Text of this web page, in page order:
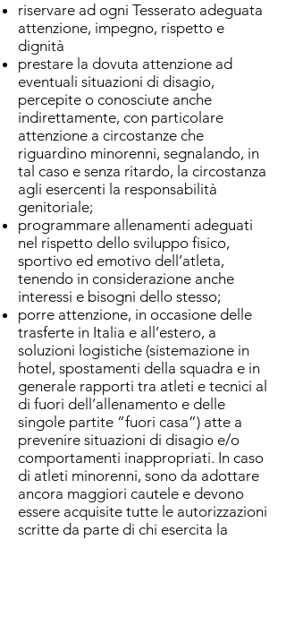
riservare ad ogni Tesserato adeguata
attenzione, impegno, rispetto e
dignità
prestare la dovuta attenzione ad
eventuali situazioni di disagio,
percepite o conosciute anche
indirettamente, con particolare
attenzione a circostanze che
riguardino minorenni, segnalando, in
tal caso e senza ritardo, la circostanza
agli esercenti la responsabilità
genitoriale;
programmare allenamenti adeguati
nel rispetto dello sviluppo fisico,
sportivo ed emotivo dell’atleta,
tenendo in considerazione anche
interessi e bisogni dello stesso;
porre attenzione, in occasione delle
trasferte in Italia e all’estero, a
soluzioni logistiche (sistemazione in
hotel, spostamenti della squadra e in
generale rapporti tra atleti e tecnici al
di fuori dell’allenamento e delle
singole partite “fuori casa”) atte a
prevenire situazioni di disagio e/o
comportamenti inappropriati. In caso
di atleti minorenni, sono da adottare
ancora maggiori cautele e devono
essere acquisite tutte le autorizzazioni
scritte da parte di chi esercita la